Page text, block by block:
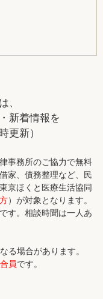
、
新着情報を
更新）
事務所のご協力で無料
家、債務整理など、民
京ほくと医療生活協同
）が対象となります。
す。相談時聞は一人あ
る場合があります。
員です。